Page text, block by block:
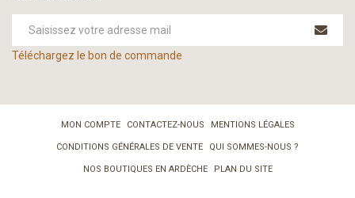
Téléchargez le bon de commande
MON COMPTE CONTACTEZ-NOUS MENTIONS LÉGALES
CONDITIONS GÉNÉRALES DE VENTE QUI SOMMES-NOUS ?
NOS BOUTIQUES EN ARDÈCHE PLAN DU SITE